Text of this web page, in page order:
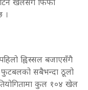
।
ह्विस्सल बजाएसँगै
फुटबलको सबैभन्दा ठूलो
कुल १०४ खेल